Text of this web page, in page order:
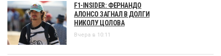
F1-INSIDER: ФЕРНАНДО
АЛОНСО ЗАГНАЛ В ДОЛГИ
НИКОЛУ ЦОЛОВА
Вчера в 10:11